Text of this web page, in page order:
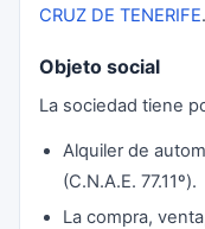
CRUZ DE TENERIFE.
Objeto social
La sociedad tiene
Alquiler de
(C.N.A.E. 77.11º).
La compra,